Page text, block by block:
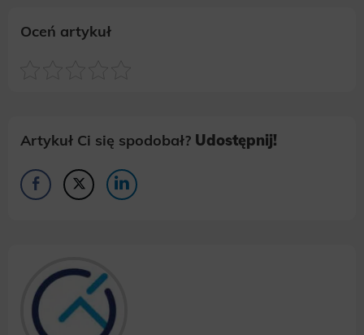
Oceń artykuł
Artykuł Ci się spodobał? Udostępnij!